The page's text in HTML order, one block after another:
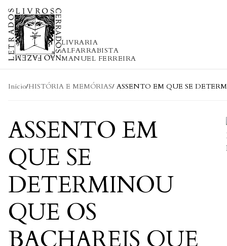
Skip to content
LIVRARIA
ALFARRABISTA
MANUEL FERREIRA
Início/HISTÓRIA E MEMÓRIAS/ ASSENTO EM QUE SE
ASSENTO EM
QUE SE
DETERMINOU
QUE OS
BACHAREIS QUE